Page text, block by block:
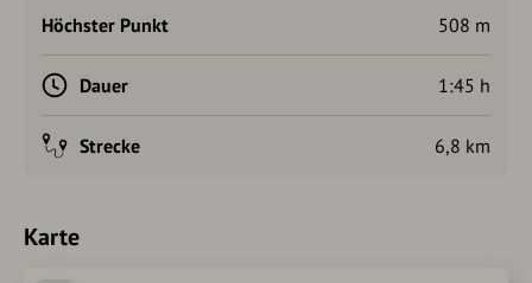
Höchster Punkt 508 m
Dauer 1:45 h
Strecke 6,8 km
Karte